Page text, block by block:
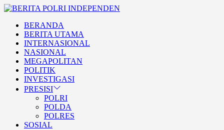
Skip
content
BERITA POLRI
INDEPENDEN
BERANDA
BERITA UTAMA
INTERNASIONAL
NASIONAL
MEGAPOLITAN
POLITIK
INVESTIGASI
PRESISI
POLRI
POLDA
POLRES
SOSIAL